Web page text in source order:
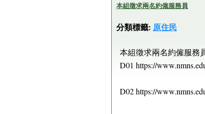
本組徵求兩名約僱服務員
分類標籤: 原住民
本組徵求兩名約僱服務
D01 https://
D02 https://